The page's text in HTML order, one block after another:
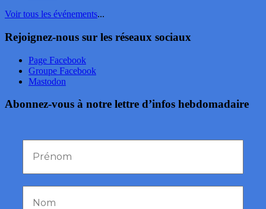
Voir tous les événements...
Rejoignez-nous sur les réseaux sociaux
Page Facebook
Groupe Facebook
Mastodon
Abonnez-vous à notre lettre d’infos hebdomadaire